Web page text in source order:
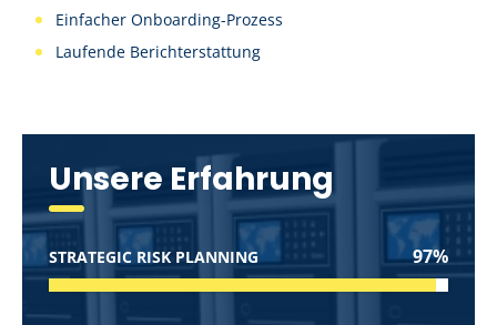
Einfacher Onboarding-Prozess
Laufende Berichterstattung
Unsere Erfahrung
STRATEGIC RISK PLANNING 97%